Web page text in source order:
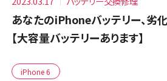
あなたのiPhoneバッテリー、劣
【大容量バッテリーあります】
iPhone 6